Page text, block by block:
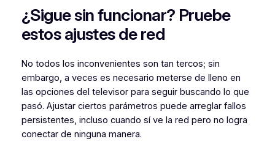
¿Sigue sin funcionar? Pruebe
estos ajustes de red
No todos los inconvenientes son tan tercos; sin
embargo, a veces es necesario meterse de lleno en
las opciones del televisor para seguir buscando lo que
pasó. Ajustar ciertos parámetros puede arreglar fallos
persistentes, incluso cuando sí ve la red pero no logra
conectar de ninguna manera.